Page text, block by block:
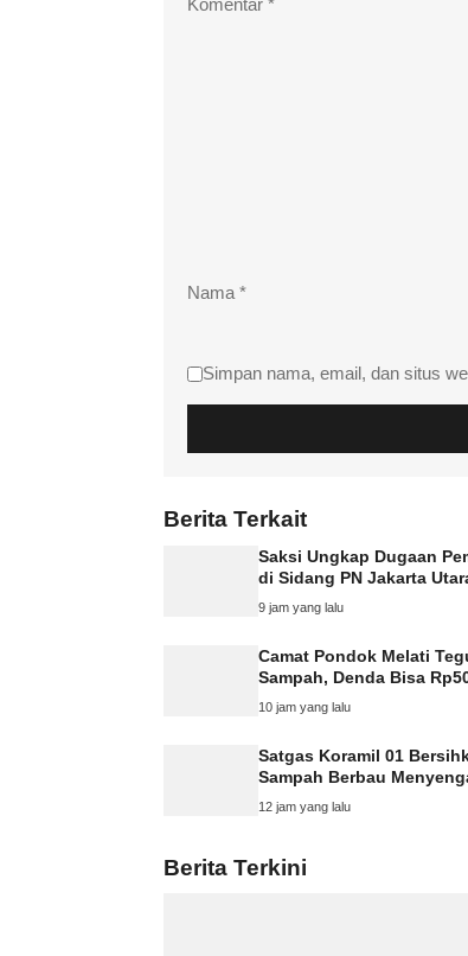
Komentar *
Nama *
Simpan nama, email, dan situs
Berita Terkait
Saksi Ungkap Dugaan
di Sidang PN Jakarta
9 jam yang lalu
Camat Pondok Melati
Sampah, Denda Bisa
10 jam yang lalu
Satgas Koramil 01
Sampah Berbau
12 jam yang lalu
Berita Terkini